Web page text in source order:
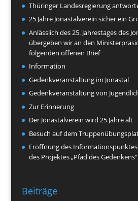
Thüringer Landesregierung
25 Jahre Jonastalverein sicher ein
Anlässlich des 25. Jahrestages des
übergeben wir an den
folgenden offenen Brief
Information
Gedenkveranstaltung im Jonastal
Gedenkveranstaltung von
Zur Erinnerung
Der Jonastalverein wird 25 Jahre alt
Besuch auf dem
Eröffnung des
des Projektes „Pfad des Gedenkens“
Beiträge